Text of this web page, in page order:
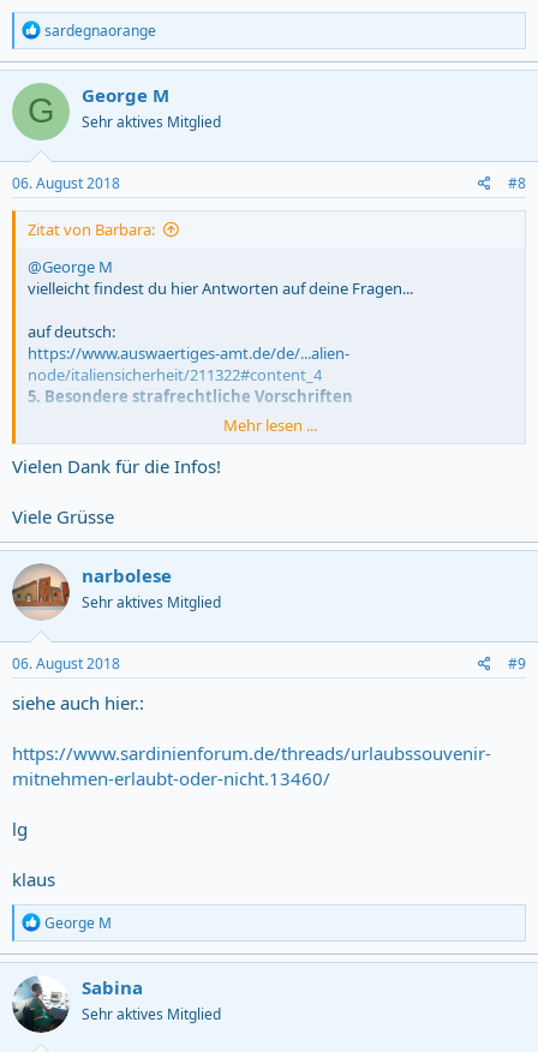
R
e
a
c
t
i
o
n
s
:
sardegnaorange
G George M
Sehr aktives Mitglied
06. August 2018 #8
Zitat von Barbara:
@George M
vielleicht findest du hier Antworten auf deine Fragen...
auf deutsch:
https://www.auswaertiges-amt.de/de/...alien-
node/italiensicherheit/211322#content_4
5. Besondere strafrechtliche Vorschriften
auf italienisch:
http://consiglio.regione.sardegna.it/XVLegislatura/Leggi
2. .... vende anche piccole quantità di sabbia, ciottoli, sassi o
conchiglie provenienti dal litorale o dal mare in assenza di regolare
autorizzazione o concessione rilasciata dalle autorità competenti è
soggetto alla sanzione amministrativa da euro 500 a euro 3.000.
Mehr lesen ...
Vielen Dank für die Infos!
Viele Grüsse
narbolese
Sehr aktives Mitglied
06. August 2018 #9
siehe auch hier.:
https://www.sardinienforum.de/threads/urlaubssouvenir-
mitnehmen-erlaubt-oder-nicht.13460/
lg
klaus
R
e
a
t
i
o
George M
Sabina
Sehr aktives Mitglied